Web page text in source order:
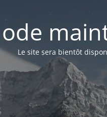
Le site sera bientôt